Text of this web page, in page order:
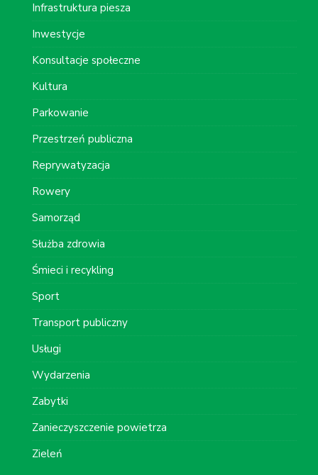
Infrastruktura piesza
Inwestycje
Konsultacje społeczne
Kultura
Parkowanie
Przestrzeń publiczna
Reprywatyzacja
Rowery
Samorząd
Służba zdrowia
Śmieci i recykling
Sport
Transport publiczny
Usługi
Wydarzenia
Zabytki
Zanieczyszczenie powietrza
Zieleń